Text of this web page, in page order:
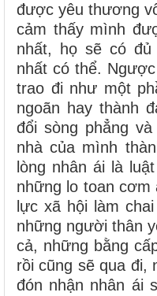
được yêu thương
cảm thấy mình
nhất, họ sẽ có
nhất có thể.
trao đi như một
ngoãn hay thành
đổi sòng phẳng
nhà của mình
lòng nhân ái là
những lo toan cơm
lực xã hội làm
những người thân
cả, những bằng
rồi cũng sẽ qua đi,
đón nhận nhân ái